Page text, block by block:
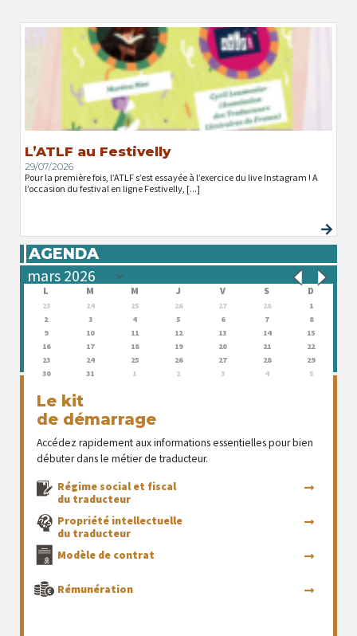
L’ATLF au Festivelly
29/07/2026
Pour la première fois, l’ATLF s’est essayée à l’exercice du live Instagram ! A
l’occasion du festival en ligne Festivelly, [...]
AGENDA
L M M J V S D
23 24 25 26 27 28
1
2
3 4 5 6 7
8
9
10 11 12 13 14
15
16
17 18 19 20 21
22
23
24 25 26 27 28
29
30
31 1 2 3 4 5
Le kit
de démarrage
Accédez rapidement aux informations essentielles pour bien
débuter dans le métier de traducteur.
Régime social et fiscal
du traducteur
Propriété intellectuelle
du traducteur
Modèle de contrat
Rémunération